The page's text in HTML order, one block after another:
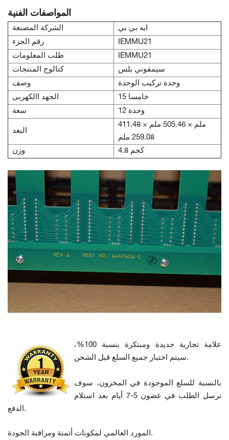
المواصفات الفنية
الشركة المصنعة
ايه بي بي
رقم الجزء
IEMMU21
طلب المعلومات
IEMMU21
كتالوج المنتجات
سيمفوني بلس
وصف
وحدة تركيب الوحدة
الجهد االكهربى
15 خامسا
سعة
12 وحدة
البعد
411.48 ملم × 505.46 ملم ×
259.08 ملم
وزن
4.8 كجم
علامة تجارية جديدة ومبتكرة بنسبة 100%،
سيتم اختبار جميع السلع قبل الشحن.
بالنسبة للسلع الموجودة في المخزون، سوف
نرسل الطلب في غضون 5-7 أيام بعد استلام
الدفع.
المورد العالمي لمكونات أتمتة ومراقبة الجودة.